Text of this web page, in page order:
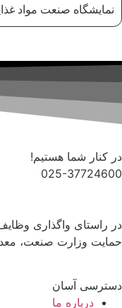
نمایشگاه صنعت مواد
در کنار شما هستیم!
025-37724600
حمایت وزارت صنعت،
دسترسی آسان
درباره ما